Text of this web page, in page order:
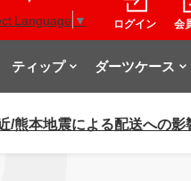
Language ▼ ログイン 会
ティップ ダーツケース
/熊本地震による配送への影